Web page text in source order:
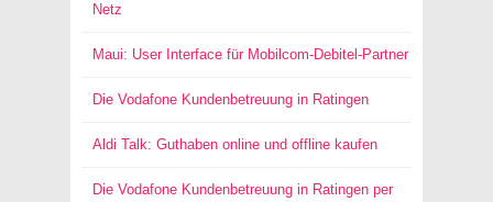
Netz
Maui: User Interface für Mobilcom-Debitel-Partner
Die Vodafone Kundenbetreuung in Ratingen
Aldi Talk: Guthaben online und offline kaufen
Die Vodafone Kundenbetreuung in Ratingen per